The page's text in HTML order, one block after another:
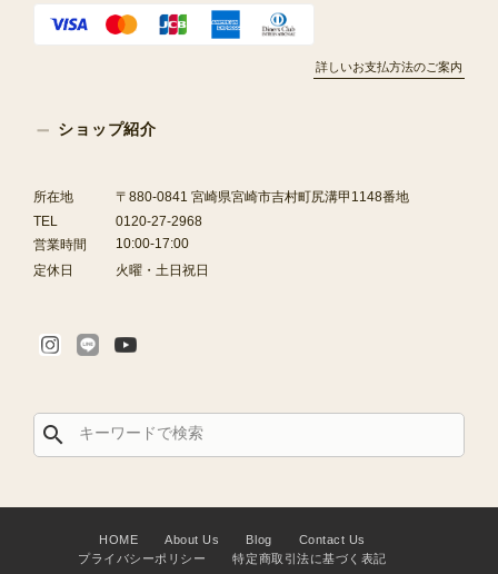
詳しいお支払方法のご案内
ショップ紹介
所在地
〒880-0841 宮崎県宮崎市吉村町尻溝甲1148番地
TEL
0120-27-2968
営業時間
10:00-17:00
定休日
火曜・土日祝日
search
HOME About Us Blog
Contact Us
プライバシーポリシー
特定商取引法に基づく表記